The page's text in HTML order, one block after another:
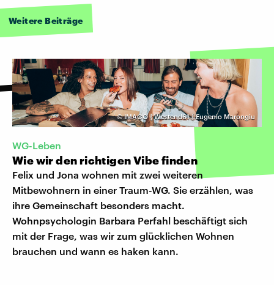
Weitere Beiträge
©IMAGO { Westend61 { Eugenio Marongiu
WG-Leben
Wie wir den richtigen Vibe finden
Felix und Jona wohnen mit zwei weiteren
Mitbewohnern in einer Traum-WG. Sie erzählen, was
ihre Gemeinschaft besonders macht.
Wohnpsychologin Barbara Perfahl beschäftigt sich
mit der Frage, was wir zum glücklichen Wohnen
brauchen und wann es haken kann.